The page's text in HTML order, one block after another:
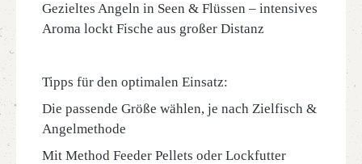
Gezieltes Angeln in Seen & Flüssen – intensives
Aroma lockt Fische aus großer Distanz
Tipps für den optimalen Einsatz:
Die passende Größe wählen, je nach Zielfisch &
Angelmethode
Mit Method Feeder Pellets oder Lockfutter